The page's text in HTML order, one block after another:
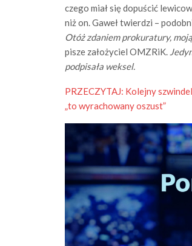
czego miał się dopuścić
niż on. Gaweł twierdzi –
Otóż zdaniem prokuratury,
pisze założyciel OMZRiK.
podpisała weksel.
PRZECZYTAJ: Kolejny
„to wyrachowany oszust”